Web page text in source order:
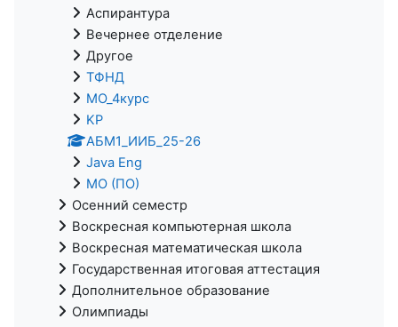
Аспирантура
Вечернее отделение
Другое
ТФНД
МО_4курс
KP
АБМ1_ИИБ_25-26
Java Eng
МО (ПО)
Осенний семестр
Воскресная компьютерная школа
Воскресная математическая школа
Государственная итоговая аттестация
Дополнительное образование
Олимпиады